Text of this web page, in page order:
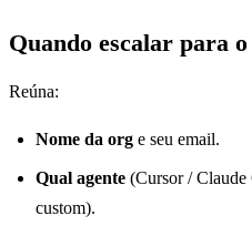
Quando escalar para
Reúna:
Nome da org e seu email.
Qual agente (Cursor /
custom).